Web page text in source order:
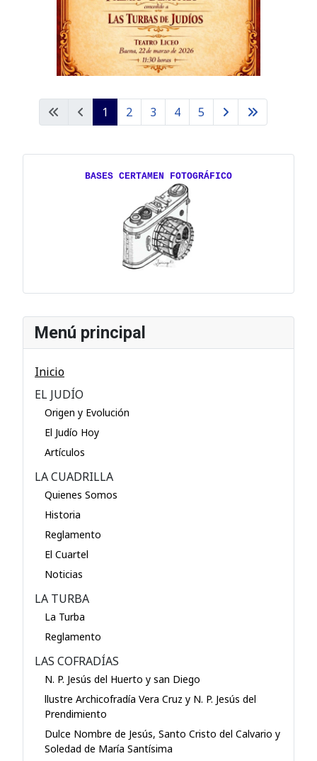
Menú principal
Inicio
EL JUDÍO
Origen y Evolución
El Judío Hoy
Artículos
LA CUADRILLA
Quienes Somos
Historia
Reglamento
El Cuartel
Noticias
LA TURBA
La Turba
Reglamento
LAS COFRADÍAS
N. P. Jesús del Huerto y san Diego
llustre Archicofradía Vera Cruz y N. P. Jesús del
Prendimiento
Dulce Nombre de Jesús, Santo Cristo del Calvario y
Soledad de María Santísima
1 2 3 4 5
BASES CERTAMEN FOTOGRÁFICO